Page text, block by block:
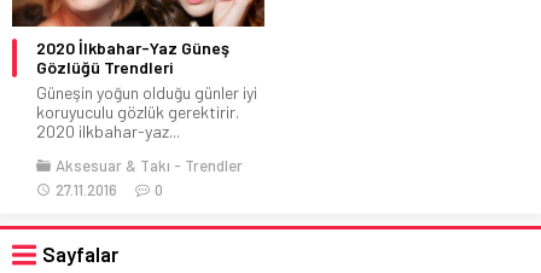
2020 İlkbahar-Yaz Güneş
Gözlüğü Trendleri
Güneşin yoğun olduğu günler iyi
koruyuculu gözlük gerektirir.
2020 ilkbahar-yaz...
Aksesuar & Takı
Trendler
27.11.2016
0
Sayfalar